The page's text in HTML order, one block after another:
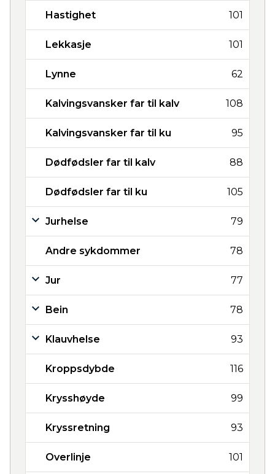
Hastighet 101
Lekkasje 101
Lynne 62
Kalvingsvansker far til kalv 108
Kalvingsvansker far til ku 95
Dødfødsler far til kalv 88
Dødfødsler far til ku 105
Jurhelse 79
Andre sykdommer 78
Jur 77
Bein 78
Klauvhelse 93
Kroppsdybde 116
Krysshøyde 99
Kryssretning 93
Overlinje 101